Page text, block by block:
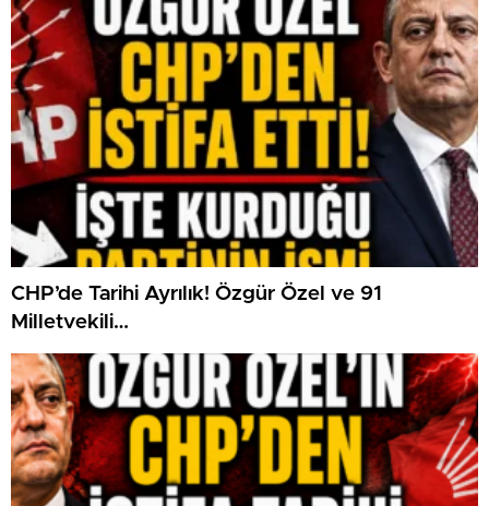
CHP’de Tarihi Ayrılık! Özgür Özel ve 91
Milletvekili…